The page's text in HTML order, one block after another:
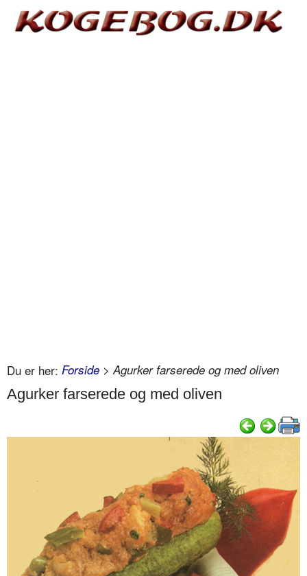
Du er her: Forside > Agurker farserede og med oliven
Agurker farserede og med oliven